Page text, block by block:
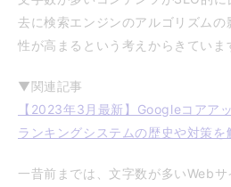
去に検索エンジンのアルゴリズム
性が高まるという考えからきていま
▼関連記事
【2023年3月最新】Googleコアア
ランキングシステムの歴史や対策を
一昔前までは、文字数が多いWeb